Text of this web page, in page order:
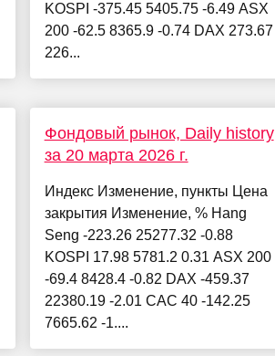
KOSPI -375.45 5405.75 -6.49 ASX
200 -62.5 8365.9 -0.74 DAX 273.67
226...
Фондовый рынок, Daily history
за 20 марта 2026 г.
Индекс Изменение, пункты Цена
закрытия Изменение, % Hang
Seng -223.26 25277.32 -0.88
KOSPI 17.98 5781.2 0.31 ASX 200
-69.4 8428.4 -0.82 DAX -459.37
22380.19 -2.01 CAC 40 -142.25
7665.62 -1....